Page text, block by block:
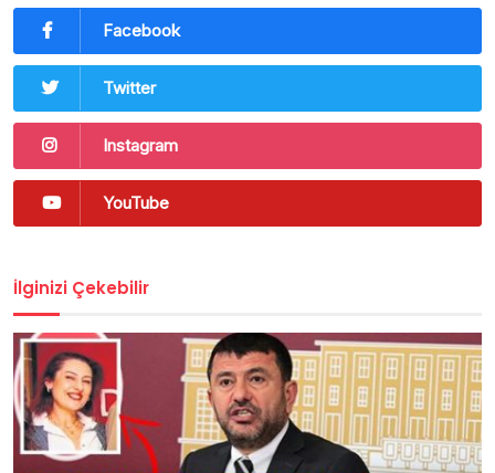
Facebook
Twitter
Instagram
YouTube
İlginizi Çekebilir